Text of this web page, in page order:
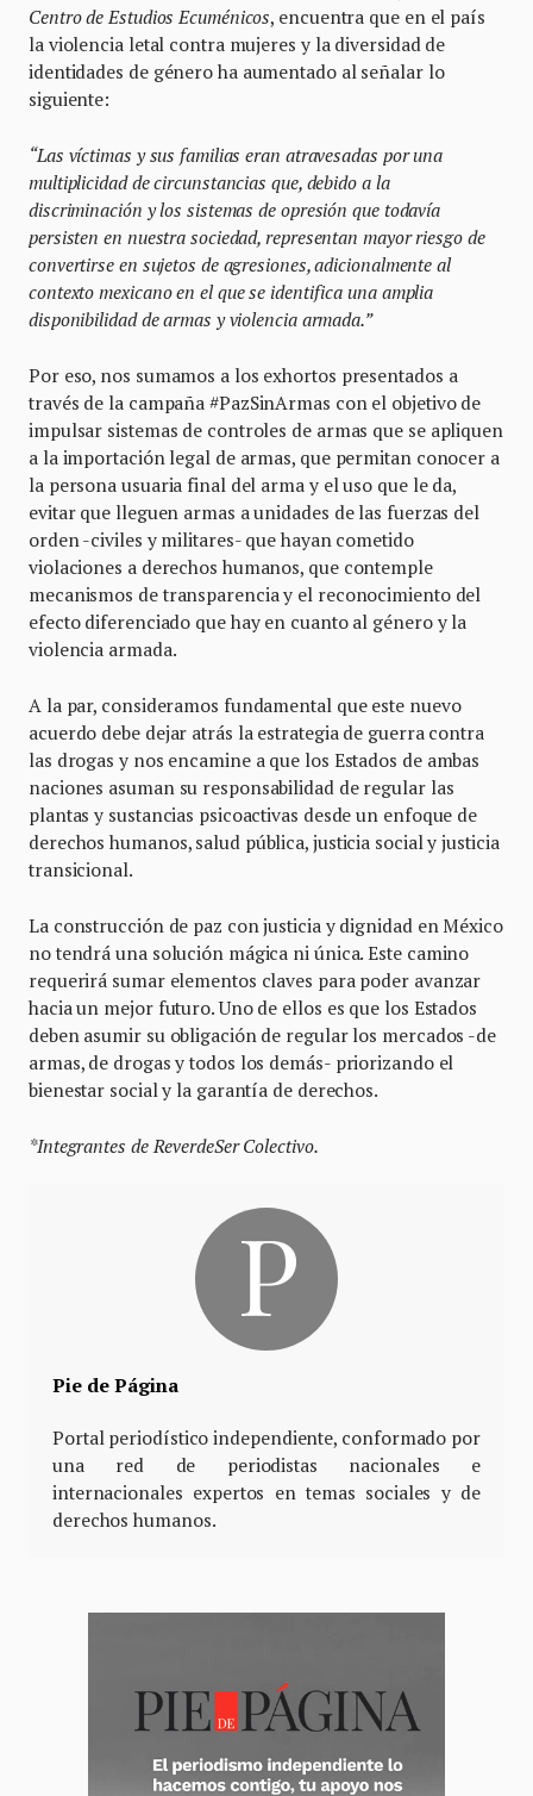
Centro de Estudios Ecuménicos, encuentra que en el país
la violencia letal contra mujeres y la diversidad de
identidades de género ha aumentado al señalar lo
siguiente:
“Las víctimas y sus familias eran atravesadas por una
multiplicidad de circunstancias que, debido a la
discriminación y los sistemas de opresión que todavía
persisten en nuestra sociedad, representan mayor riesgo de
convertirse en sujetos de agresiones, adicionalmente al
contexto mexicano en el que se identifica una amplia
disponibilidad de armas y violencia armada.”
Por eso, nos sumamos a los exhortos presentados a
través de la campaña #PazSinArmas con el objetivo de
impulsar sistemas de controles de armas que se apliquen
a la importación legal de armas, que permitan conocer a
la persona usuaria final del arma y el uso que le da,
evitar que lleguen armas a unidades de las fuerzas del
orden -civiles y militares- que hayan cometido
violaciones a derechos humanos, que contemple
mecanismos de transparencia y el reconocimiento del
efecto diferenciado que hay en cuanto al género y la
violencia armada.
A la par, consideramos fundamental que este nuevo
acuerdo debe dejar atrás la estrategia de guerra contra
las drogas y nos encamine a que los Estados de ambas
naciones asuman su responsabilidad de regular las
plantas y sustancias psicoactivas desde un enfoque de
derechos humanos, salud pública, justicia social y justicia
transicional.
La construcción de paz con justicia y dignidad en México
no tendrá una solución mágica ni única. Este camino
requerirá sumar elementos claves para poder avanzar
hacia un mejor futuro. Uno de ellos es que los Estados
deben asumir su obligación de regular los mercados -de
armas, de drogas y todos los demás- priorizando el
bienestar social y la garantía de derechos.
*Integrantes de ReverdeSer Colectivo.
Pie de Página
Portal periodístico independiente, conformado por
una red de periodistas nacionales e
internacionales expertos en temas sociales y de
derechos humanos.